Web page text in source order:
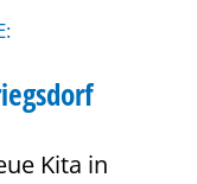
Kita in